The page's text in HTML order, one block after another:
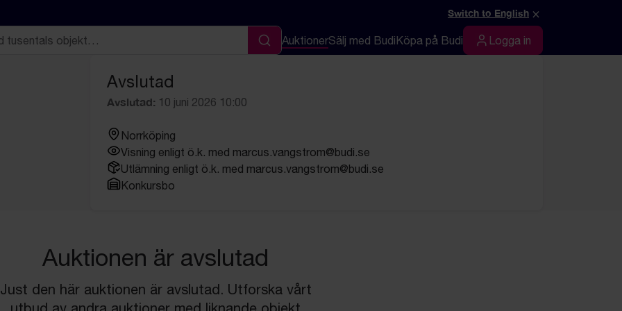
Switch to English ×
Sök
AuktionerSälj med BudiKöpa på Budi Logga in
Logga in
Avslutad
Avslutad: 10 juni 2026 10:00
Norrköping
Visning enligt ö.k. med marcus.vangstrom@budi.se
Utlämning enligt ö.k. med marcus.vangstrom@budi.se
Konkursbo
Auktionen är avslutad
Just den här auktionen är avslutad. Utforska vårt